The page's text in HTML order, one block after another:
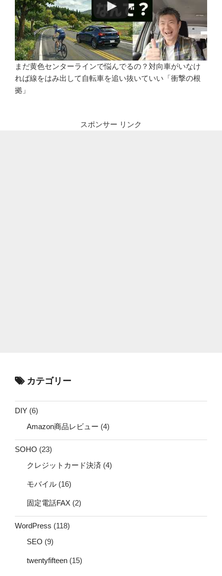
まだ黄色センターラインで悩んでるの？対向車がいなけ
れば線をはみ出して自転車を追い抜いていい「衝撃の根
拠」
スポンサー リンク
カテゴリー
DIY (6)
Amazon商品レビュー (4)
SOHO (23)
クレジットカード決済 (4)
モバイル (16)
固定電話FAX (2)
WordPress (118)
SEO (9)
twentyfifteen (15)